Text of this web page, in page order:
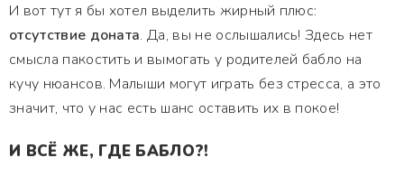
И вот тут я бы хотел выделить жирный плюс:
отсутствие доната. Да, вы не ослышались! Здесь нет
смысла пакостить и вымогать у родителей бабло на
кучу нюансов. Малыши могут играть без стресса, а это
значит, что у нас есть шанс оставить их в покое!
И ВСЁ ЖЕ, ГДЕ БАБЛО?!